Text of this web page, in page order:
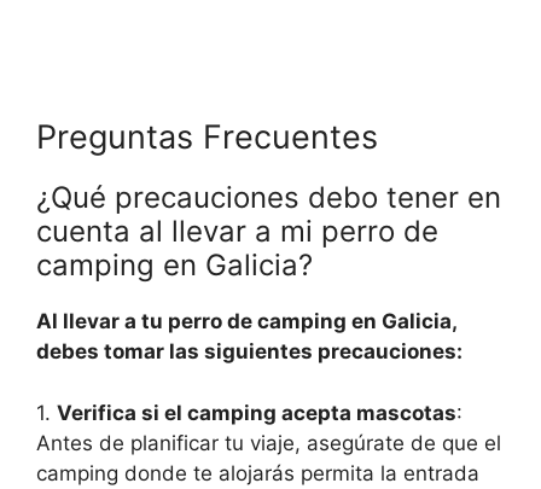
Preguntas Frecuentes
¿Qué precauciones debo tener en
cuenta al llevar a mi perro de
camping en Galicia?
Al llevar a tu perro de camping en Galicia,
debes tomar las siguientes precauciones:
1. Verifica si el camping acepta mascotas:
Antes de planificar tu viaje, asegúrate de que el
camping donde te alojarás permita la entrada